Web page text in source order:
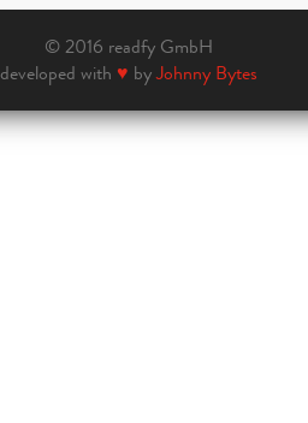
© 2016 readfy GmbH
developed with ♥ byJohnny Bytes